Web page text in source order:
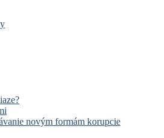
novým formám korupcie